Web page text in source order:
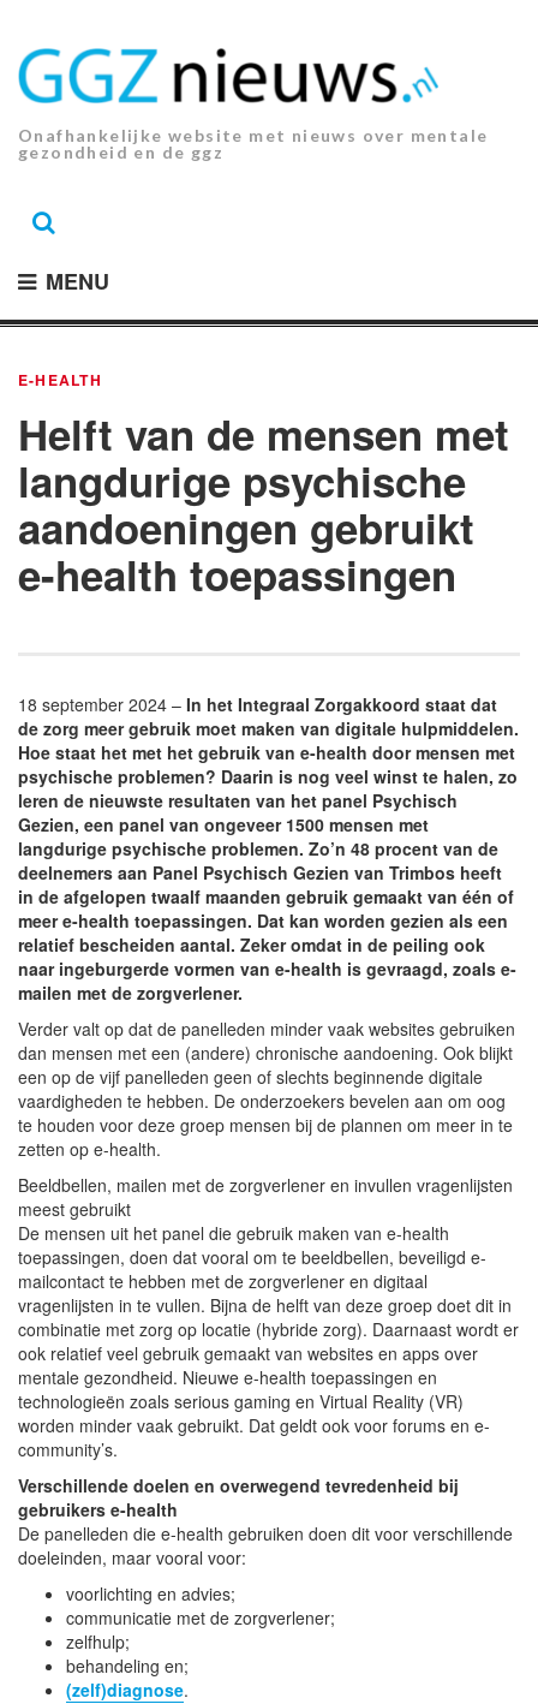
inhoud.
Onafhankelijke website met nieuws over mentale
gezondheid en de ggz
MENU
E-HEALTH
Helft van de mensen met
langdurige psychische
aandoeningen gebruikt
e-health toepassingen
18 september 2024 – In het Integraal Zorgakkoord staat dat
de zorg meer gebruik moet maken van digitale hulpmiddelen.
Hoe staat het met het gebruik van e-health door mensen met
psychische problemen? Daarin is nog veel winst te halen, zo
leren de nieuwste resultaten van het panel Psychisch
Gezien, een panel van ongeveer 1500 mensen met
langdurige psychische problemen. Zo’n 48 procent van de
deelnemers aan Panel Psychisch Gezien van Trimbos heeft
in de afgelopen twaalf maanden gebruik gemaakt van één of
meer e-health toepassingen. Dat kan worden gezien als een
relatief bescheiden aantal. Zeker omdat in de peiling ook
naar ingeburgerde vormen van e-health is gevraagd, zoals e-
mailen met de zorgverlener.
Verder valt op dat de panelleden minder vaak websites gebruiken
dan mensen met een (andere) chronische aandoening. Ook blijkt
een op de vijf panelleden geen of slechts beginnende digitale
vaardigheden te hebben. De onderzoekers bevelen aan om oog
te houden voor deze groep mensen bij de plannen om meer in te
zetten op e-health.
Beeldbellen, mailen met de zorgverlener en invullen vragenlijsten
meest gebruikt
De mensen uit het panel die gebruik maken van e-health
toepassingen, doen dat vooral om te beeldbellen, beveiligd e-
mailcontact te hebben met de zorgverlener en digitaal
vragenlijsten in te vullen. Bijna de helft van deze groep doet dit in
combinatie met zorg op locatie (hybride zorg). Daarnaast wordt er
ook relatief veel gebruik gemaakt van websites en apps over
mentale gezondheid. Nieuwe e-health toepassingen en
technologieën zoals serious gaming en Virtual Reality (VR)
worden minder vaak gebruikt. Dat geldt ook voor forums en e-
community’s.
Verschillende doelen en overwegend tevredenheid bij
gebruikers e-health
De panelleden die e-health gebruiken doen dit voor verschillende
doeleinden, maar vooral voor:
voorlichting en advies;
communicatie met de zorgverlener;
zelfhulp;
behandeling en;
(zelf)diagnose.